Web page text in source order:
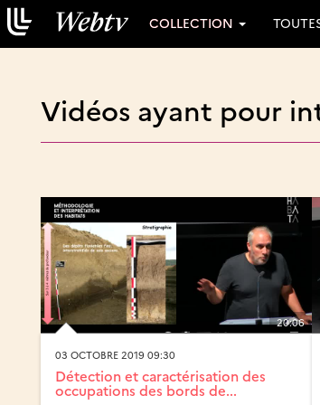
COLLECTION
Vidéos ayant pour
20:06
03 OCTOBRE 2019 09:30
Détection et caractérisation des
occupations des bords de...